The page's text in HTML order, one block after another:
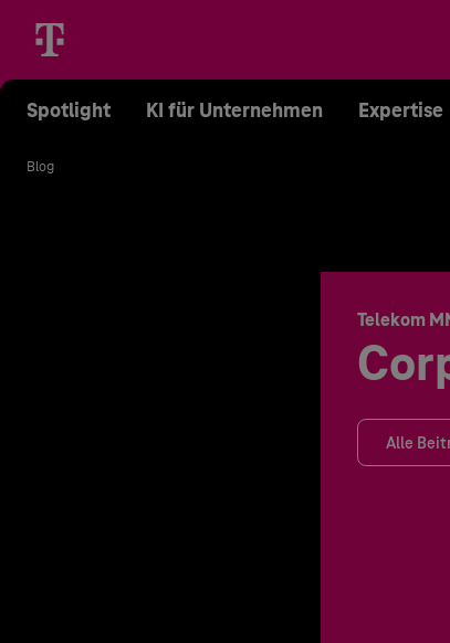
Spotlight KI für Unternehmen Expertise
Blog
Telekom
Alle